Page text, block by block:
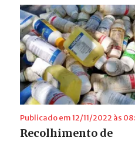
Publicado em 12/11/2022 às
Recolhimento de